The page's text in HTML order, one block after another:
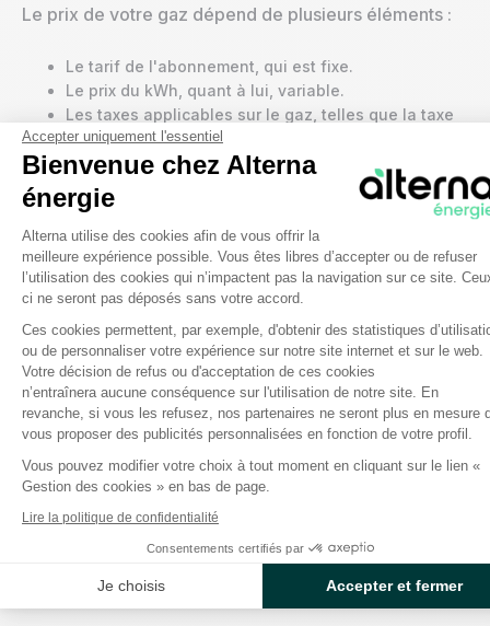
Le prix de votre gaz dépend de plusieurs éléments :
Le tarif de l'abonnement, qui est fixe.
Le prix du kWh, quant à lui, variable.
Les taxes applicables sur le gaz, telles que la taxe
intérieure de consommation du gaz naturel (TICGN).
Alors vous l’aurez compris, votre consommation en
kWh est le seul élément de votre facture sur lequel
vous avez le contrôle. Il est donc pertinent de calculer
son coût afin de mieux le gérer et ainsi économiser
de l’énergie. Pour cela, voici la formule à appliquer :
Consommation (kWh) x Prix du kWh (€/kWh) = Coût
de la consommation (€)
💡Bon à savoir :
Simplifiez-vous la vie et utilisez notre service de
simulateur de consommation
quelques détails sur votre logement et vos habitudes
de consommation pour recevoir gratuitement votre
estimation précise.
Accepter uniquement l'essentiel
Bienvenue chez Alterna
énergie
Plateforme de Gestion du
Alterna utilise des cookies afin de vous offrir la
meilleure expérience possible. Vous êtes libres d’accepter ou de refuser
l’utilisation des cookies qui n’impactent pas la navigation sur ce site.
ci ne seront pas déposés sans votre accord.
Ces cookies permettent, par exemple, d'obtenir des statistiques
ou de personnaliser votre expérience sur notre site internet et sur le web.
Votre décision de refus ou d'acceptation de ces cookies
n’entraînera aucune conséquence sur l'utilisation de notre site. En
revanche, si vous les refusez, nos partenaires ne seront plus en mesure
vous proposer des publicités personnalisées en fonction de votre profil.
Vous pouvez modifier votre choix à tout moment en cliquant sur le lien «
Gestion des cookies » en bas de page.
Lire la politique de confidentialité
Consentements certifiés par
Je choisis Accepter et fermer
Axeptio consent